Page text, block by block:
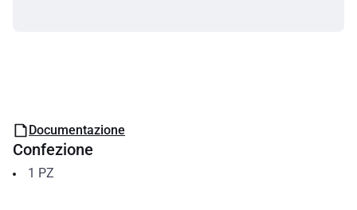
Documentazione
Confezione
1 PZ